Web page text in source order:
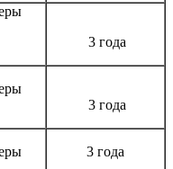
3 года
3 года
3 года